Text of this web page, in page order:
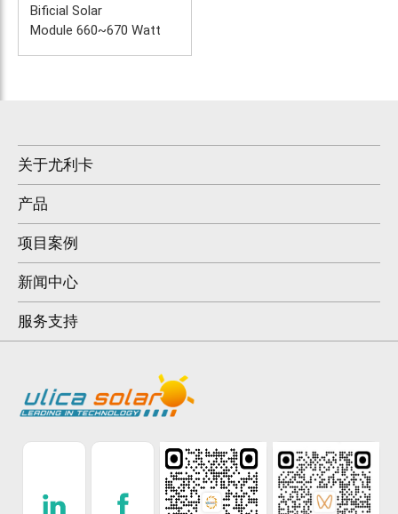
Bificial Solar
Module 660~670 Watt
关于尤利卡
产品
项目案例
新闻中心
服务支持